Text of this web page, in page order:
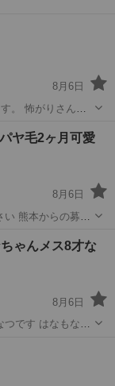
8月6日
。 怖がりさんな
び相手にひまりち
ヤ毛2ヶ月可愛
8月6日
集
回って遊べるよう
駅
ゃんメス8才な
8月6日
もなつ